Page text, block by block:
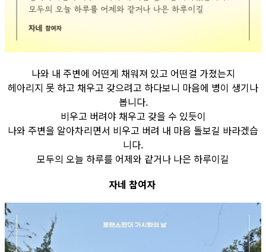
나와 내 주변에 어떤게 채워져 있고 어떤걸 가졌는지
헤아리지 못 하고 채우고 갖으려고 하다보니 마음에 병이 생기나
봅니다.
비우고 버려야 채우고 갖을 수 있듯이
나와 주변을 알아차리면서 비우고 버려 내 마음 돌보길 바라겠습
니다.
모두의 오늘 하루를 어제와 같거나 나은 하루이길
자네 참여자